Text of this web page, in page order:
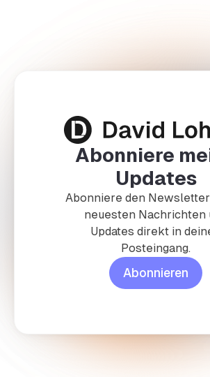
Abonniere
Updates
Abonniere den
neuesten Nachrichten
Updates direkt in
Posteingang.
Abonnieren